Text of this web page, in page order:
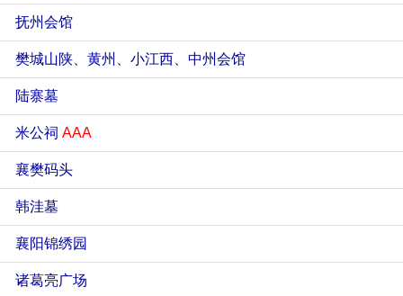
抚州会馆
樊城山陕、黄州、小江西、中州会馆
陆寨墓
米公祠 AAA
襄樊码头
韩洼墓
襄阳锦绣园
诸葛亮广场